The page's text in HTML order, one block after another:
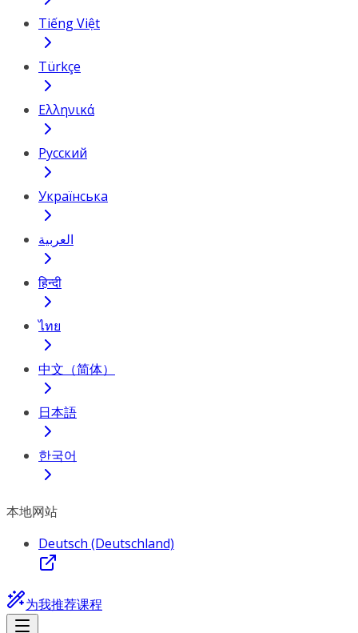
Tiếng Việt
Türkçe
Ελληνικά
Русский
Українська
العربية
हिन्दी
ไทย
中文（简体）
日本語
한국어
本地网站
Deutsch (Deutschland)
为我推荐课程